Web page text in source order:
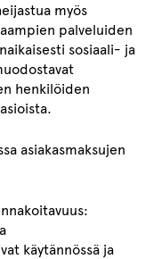
myös
palveluiden
sosiaali- ja
henkilöiden
asiakasmaksujen
käytännössä ja